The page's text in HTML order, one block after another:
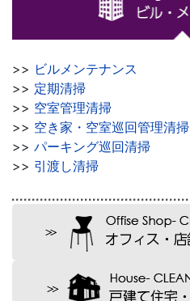
>> ビルメンテナンス
>> 定期清掃
>> 空室管理清掃
>> 空き家・空室巡回管理清掃
>> パーキング巡回清掃
>> 引渡し清掃